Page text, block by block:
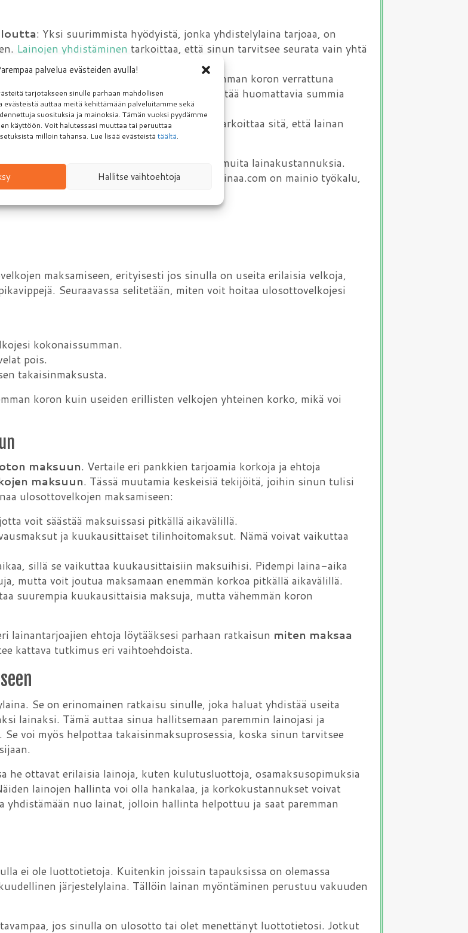
palvelua evästeiden avulla!
tarjotakseen sinulle parhaan mahdollisen
evästeistä auttaa meitä kehittämään palveluitamme sekä
suosituksia ja mainoksia. Tämän vuoksi pyydämme
käyttöön. Voit halutessasi muuttaa tai peruuttaa
milloin tahansa. Lue lisää evästeistä täältä.
Hallitse vaihtoehtoja
: Yksi suurimmista hyödyistä, jonka yhdistelylaina tarjoaa, on
Lainojen yhdistäminen tarkoittaa, että sinun tarvitsee seurata vain yhtä
eri lainojen sijaan.
avulla voit yleensä saada alhaisemman koron verrattuna
Alentamalla korkokustannuksiasi voit säästää huomattavia summia
korkokulujen osuus kuukausierässä voi tarkoittaa sitä, että lainan
pois nopeammin.
lainantarjoajien ehtoja, kuten korkoja ja muita lainakustannuksia.
Lainaa hakiessasi Yhdistelylainaa.com on mainio työkalu,
maksamiseen, erityisesti jos sinulla on useita erilaisia velkoja,
Seuraavassa selitetään, miten voit hoitaa ulosottovelkojesi
kokonaissumman.
pois.
takaisinmaksusta.
koron kuin useiden erillisten velkojen yhteinen korko, mikä voi
maksuun. Vertaile eri pankkien tarjoamia korkoja ja ehtoja
maksuun. Tässä muutamia keskeisiä tekijöitä, joihin sinun tulisi
ulosottovelkojen maksamiseen:
voit säästää maksuissasi pitkällä aikavälillä.
ja kuukausittaiset tilinhoitomaksut. Nämä voivat vaikuttaa
sillä se vaikuttaa kuukausittaisiin maksuihisi. Pidempi laina-aika
mutta voit joutua maksamaan enemmän korkoa pitkällä aikavälillä.
suurempia kuukausittaisia maksuja, mutta vähemmän koron
lainantarjoajien ehtoja löytääksesi parhaan ratkaisun miten maksaa
kattava tutkimus eri vaihtoehdoista.
Se on erinomainen ratkaisu sinulle, joka haluat yhdistää useita
lainaksi. Tämä auttaa sinua hallitsemaan paremmin lainojasi ja
voi myös helpottaa takaisinmaksuprosessia, koska sinun tarvitsee
he ottavat erilaisia lainoja, kuten kulutusluottoja, osamaksusopimuksia
lainojen hallinta voi olla hankalaa, ja korkokustannukset voivat
yhdistämään nuo lainat, jolloin hallinta helpottuu ja saat paremman
ei ole luottotietoja. Kuitenkin joissain tapauksissa on olemassa
järjestelylaina. Tällöin lainan myöntäminen perustuu vakuuden
jos sinulla on ulosotto tai olet menettänyt luottotietosi. Jotkut